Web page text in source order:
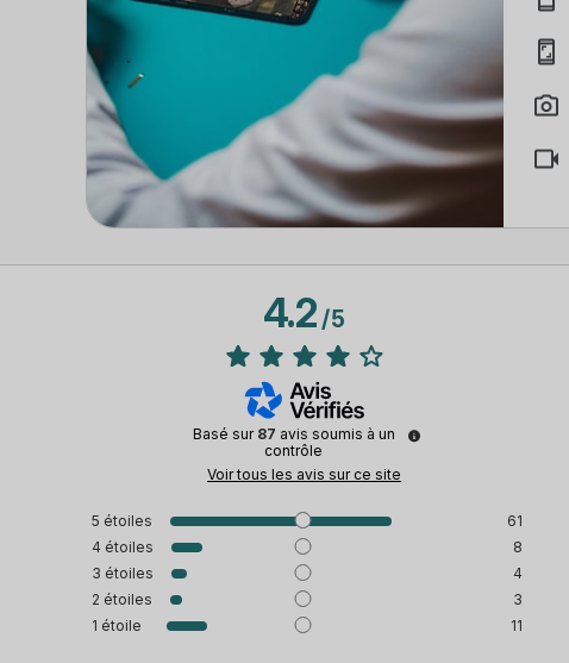
4.2/5
Basé sur 87 avis soumis à un
contrôle
Voir tous les avis sur ce site
5 étoiles
61
4 étoiles
8
3 étoiles
4
2 étoiles
3
1 étoile 11